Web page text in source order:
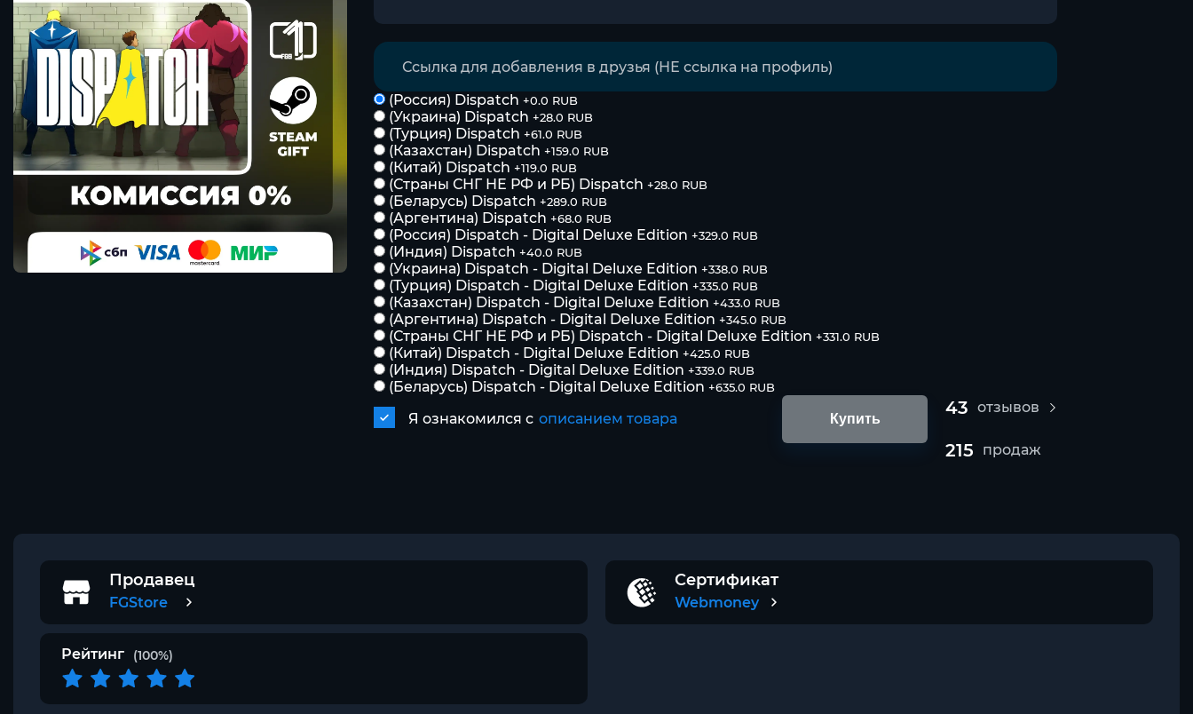
(Россия) Dispatch +0.0 RUB
(Украина) Dispatch +28.0 RUB
(Турция) Dispatch +61.0 RUB
(Казахстан) Dispatch +159.0 RUB
(Китай) Dispatch +119.0 RUB
(Страны СНГ НЕ РФ и РБ) Dispatch +28.0 RUB
(Беларусь) Dispatch +289.0 RUB
(Аргентина) Dispatch +68.0 RUB
(Россия) Dispatch - Digital Deluxe Edition +329.0 RUB
(Индия) Dispatch +40.0 RUB
(Украина) Dispatch - Digital Deluxe Edition +338.0 RUB
(Турция) Dispatch - Digital Deluxe Edition +335.0 RUB
(Казахстан) Dispatch - Digital Deluxe Edition +433.0 RUB
(Аргентина) Dispatch - Digital Deluxe Edition +345.0 RUB
(Страны СНГ НЕ РФ и РБ) Dispatch - Digital Deluxe Edition +331.0 RUB
(Китай) Dispatch - Digital Deluxe Edition +425.0 RUB
(Индия) Dispatch - Digital Deluxe Edition +339.0 RUB
(Беларусь) Dispatch - Digital Deluxe Edition +635.0 RUB
Я ознакомился с описанием товара Купить
43 отзывов
215 продаж
Продавец
FGStore
Сертификат
Webmoney
Рейтинг (100%)